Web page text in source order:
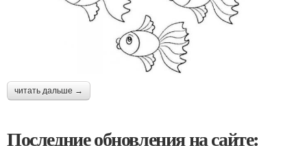
читать дальше →
Последние обновления на сайте: